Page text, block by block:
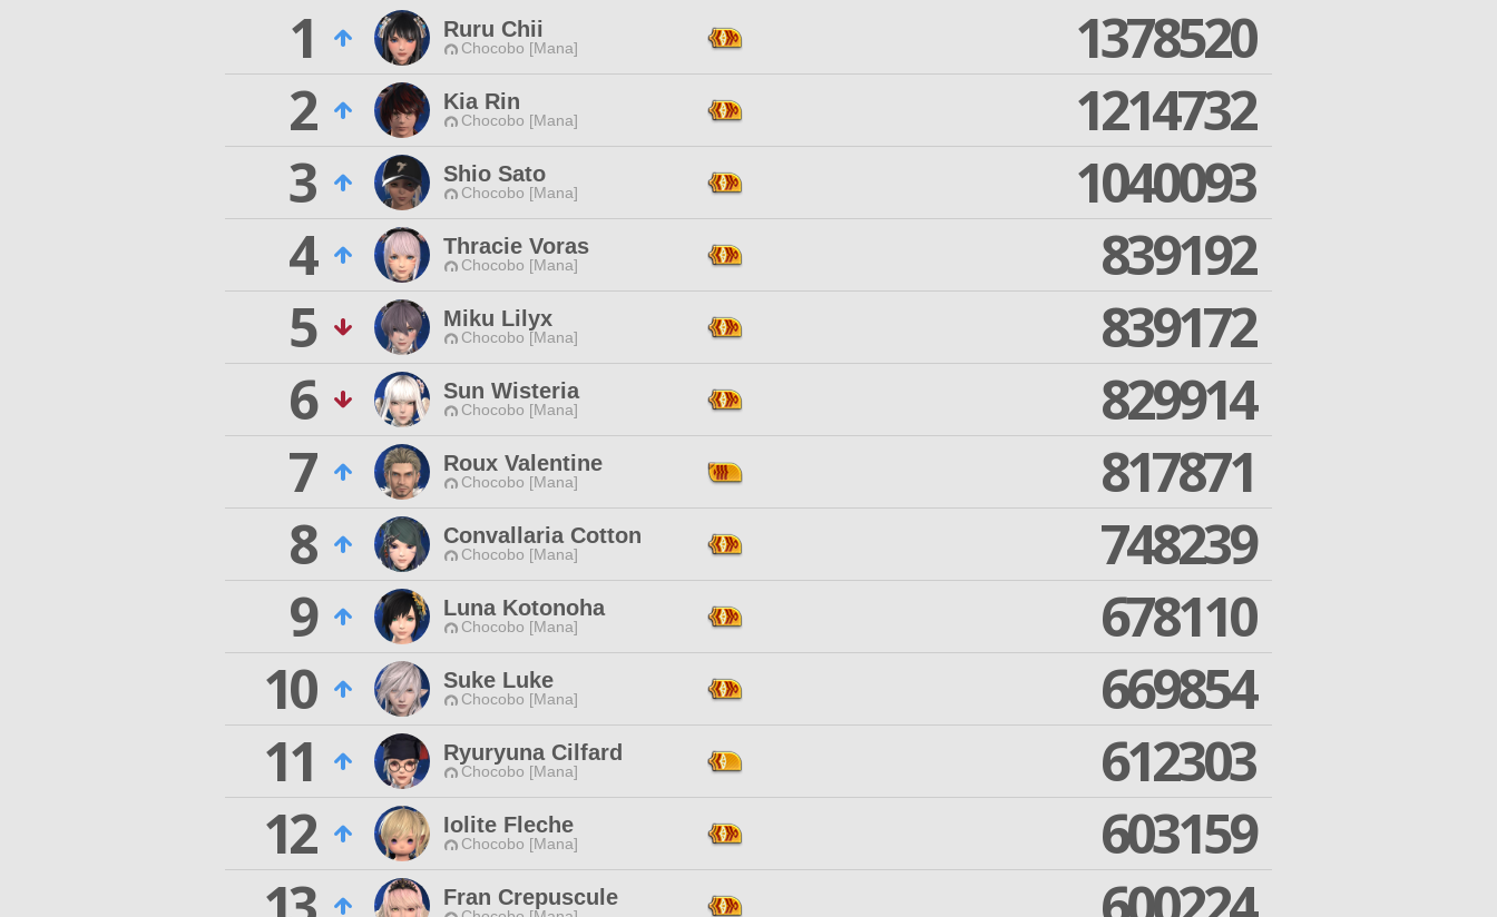
1 Ruru Chii
Chocobo [Mana]
1378520
2
Kia Rin
Chocobo [Mana]
1214732
3
Shio Sato
Chocobo [Mana]
1040093
4
Thracie Voras
Chocobo [Mana]
839192
5
Miku Lilyx
Chocobo [Mana]
839172
6
Sun Wisteria
Chocobo [Mana]
829914
7
Roux Valentine
Chocobo [Mana]
817871
8
Convallaria Cotton
Chocobo [Mana]
748239
9
Luna Kotonoha
Chocobo [Mana]
678110
10
Suke Luke
Chocobo [Mana]
669854
11
Ryuryuna Cilfard
Chocobo [Mana]
612303
12
Iolite Fleche
Chocobo [Mana]
603159
Fran Crepuscule